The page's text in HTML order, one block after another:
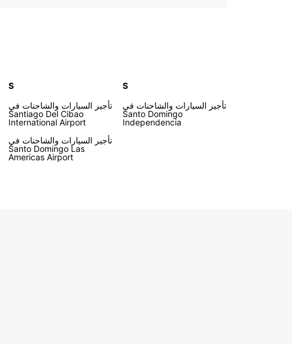
وراحة. ستحصل على حرية التنقل والاكتشاف بما في ذلك
الأماكن النائية والمخفية في جمهورية الدومينيكان. احجز الآن
واستمتع بتجربة تأجير سيارة فريدة من نوعها!
S
تأجير السيارات والشاحنات في
Santiago Del Cibao
International Airport
تأجير السيارات والشاحنات في
Santo Domingo Las
Americas Airport
S
تأجير السيارات والشاحنات في
Santo Domingo
Independencia